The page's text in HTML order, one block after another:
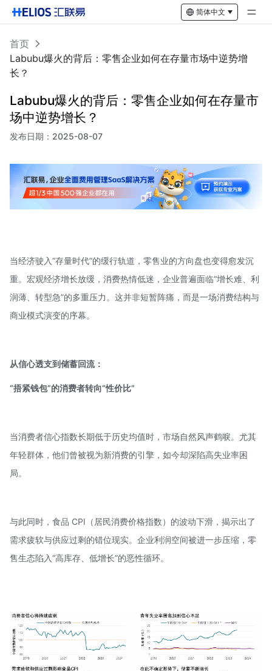
简体中文
首页
Labubu爆火的背后：零售企业如何在存量市场中逆势增
长？
Labubu爆火的背后：零售企业如何在存量市
场中逆势增长？
发布日期： 2025-08-07
当经济驶入“存量时代”的缓行轨道，零售业的方向盘也变得愈发沉
重。宏观经济增长放缓，消费热情低迷，企业普遍面临“增长难、利
润薄、转型急”的多重压力。这并非短暂阵痛，而是一场消费结构与
商业模式演变的序幕。
从信心透支到储蓄回流：
“捂紧钱包”的消费者转向“性价比”
当消费者信心指数长期低于历史均值时，市场自然风声鹤唳。尤其
年轻群体，他们曾被视为新消费的引擎，如今却深陷高失业率困
局。
与此同时，食品 CPI（ 居民消费价格指数）的波动下滑，揭示出了
需求疲软与供应过剩的错位现实。企业利润空间被进一步压缩，零
售生态陷入“高库存、低增长”的恶性循环。